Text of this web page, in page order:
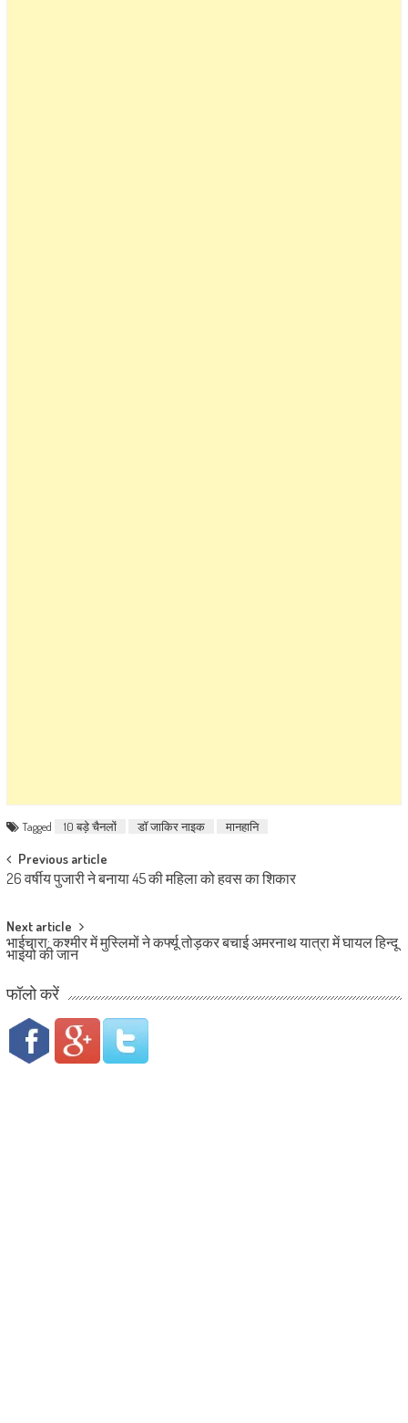
Tagged 10 बड़े चैनलों डॉ जाकिर नाइक मानहानि
Post navigation
Previous article
26 वर्षीय पुजारी ने बनाया 45 की महिला को हवस का शिकार
Next article
भाईचारा: कश्मीर में मुस्लिमों ने कर्फ्यू तोड़कर बचाई अमरनाथ यात्रा में घायल हिन्दू
भाइयो की जान
फॉलो करें